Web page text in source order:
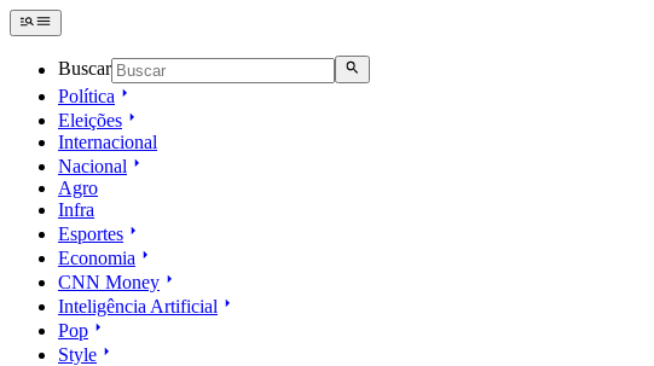
Buscar
Política
Eleições
Internacional
Nacional
Agro
Infra
Esportes
Economia
CNN Money
Inteligência Artificial
Pop
Style